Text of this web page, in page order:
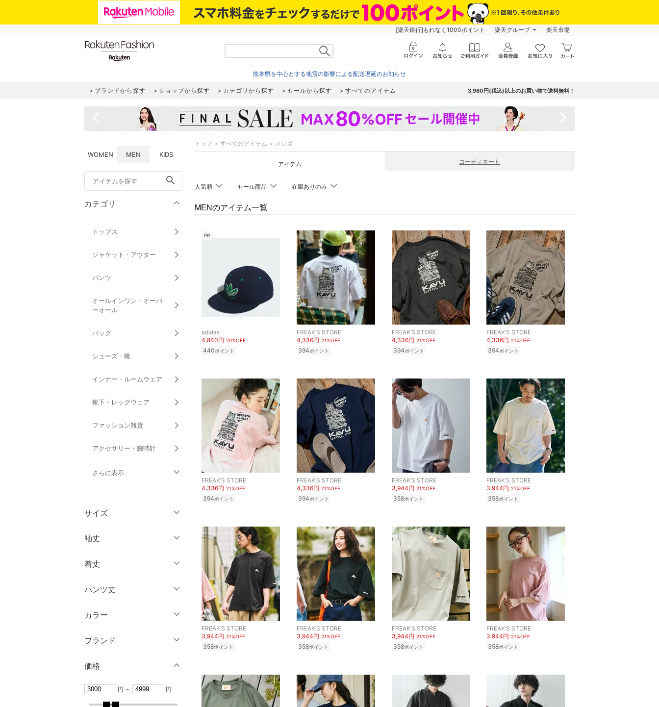
[楽天銀行]もれなく1000ポイント 楽天グループ 楽天市場
熊本県を中心とする地震の影響による配送遅延のお知らせ
ブランドから探す ショップから探す カテゴリから探す セールから探す すべてのアイテム 3,980円(税込)以上のお買い物で送料無料！
WOMEN MEN KIDS
search
カテゴリ
トップス
ジャケット・アウター
パンツ
オールインワン・オーバ
ーオール
バッグ
シューズ・靴
インナー・ルームウェア
靴下・レッグウェア
ファッション雑貨
アクセサリー・腕時計
さらに表示
ヘアアクセサリー
スーツ・フォーマル
水着・スイムグッズ
着物・浴衣・和装小物
ネイル
サイズ
ウェア（S/M/L）
M
XL
9
10
袖丈
ノースリーブ
長袖
クリア
着丈
ショート丈
ミドル丈
パンツ丈
～ 3分丈
5分丈・ハーフ
10分丈
12分丈 ～
カラー
ブランド
価格
円 ～ 円
トップ すべてのアイテム メンズ
アイテム コーディネート
人気順 セール商品 在庫ありのみ
MENのアイテム一覧
PR
adidas
4,840円 20%OFF
440ポイント
FREAK’S STORE
4,336円 21%OFF
394ポイント
FREAK’S STORE
4,336円 21%OFF
394ポイント
FREAK’S STORE
4,336円 21%OFF
394ポイント
FREAK’S STORE
4,336円 21%OFF
394ポイント
FREAK’S STORE
4,336円 21%OFF
394ポイント
FREAK’S STORE
3,944円 21%OFF
358ポイント
FREAK’S STORE
3,944円 21%OFF
358ポイント
FREAK’S STORE
3,944円 21%OFF
358ポイント
FREAK’S STORE
3,944円 21%OFF
358ポイント
FREAK’S STORE
3,944円 21%OFF
358ポイント
FREAK’S STORE
3,944円 21%OFF
358ポイント